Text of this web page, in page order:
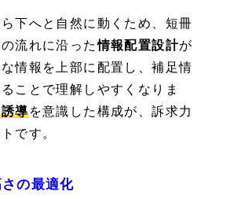
下へと自然に動くため、短冊
流れに沿った情報配置設計が
情報を上部に配置し、補足情
ことで理解しやすくなりま
導を意識した構成が、訴求力
です。
の最適化